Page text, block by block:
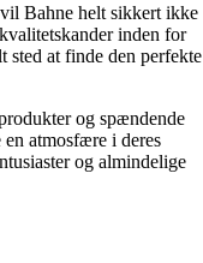
Bahne helt sikkert ikke
inden for
sted at finde den perfekte
og spændende
en atmosfære i deres
og almindelige